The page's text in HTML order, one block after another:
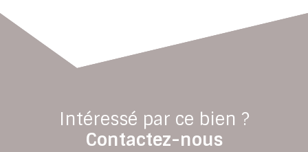
Intéressé par ce bien ?
Contactez-nous